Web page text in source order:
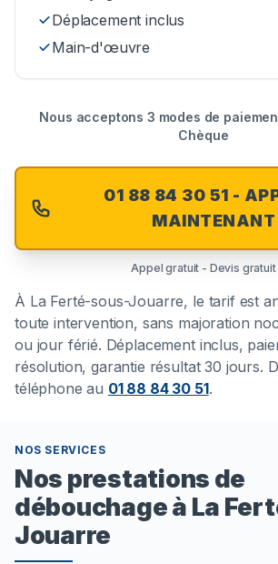
Déplacement inclus
Main-d'œuvre
Nous acceptons 3 modes de
Chèque
01 88 84 30 51 -
MAINTENANT
Appel gratuit - Devis gratuit
À La Ferté-sous-Jouarre, le tarif est
toute intervention, sans majoration
ou jour férié. Déplacement inclus,
résolution, garantie résultat 30 jours.
téléphone au 01 88 84 30 51.
NOS SERVICES
Nos prestations de
débouchage à La
Jouarre